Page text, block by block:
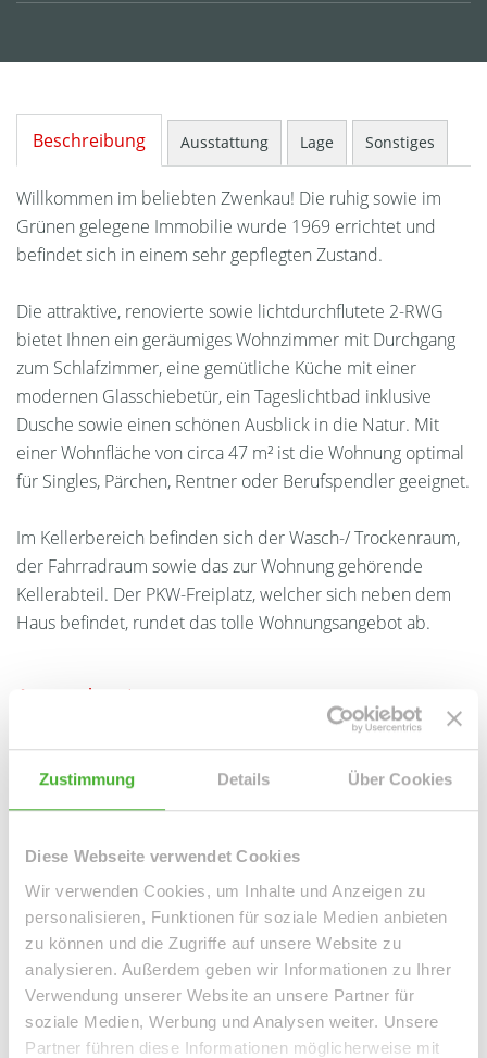
Zustimmung Details Über Cookies
Diese Webseite verwendet Cookies
Wir verwenden Cookies, um Inhalte und Anzeigen zu
personalisieren, Funktionen für soziale Medien anbieten
zu können und die Zugriffe auf unsere Website zu
analysieren. Außerdem geben wir Informationen zu Ihrer
Verwendung unserer Website an unsere Partner für
soziale Medien, Werbung und Analysen weiter. Unsere
Partner führen diese Informationen möglicherweise mit
Beschreibung Ausstattung Lage Sonstiges
Willkommen im beliebten Zwenkau! Die ruhig sowie im
Grünen gelegene Immobilie wurde 1969 errichtet und
befindet sich in einem sehr gepflegten Zustand.
Die attraktive, renovierte sowie lichtdurchflutete 2-RWG
bietet Ihnen ein geräumiges Wohnzimmer mit Durchgang
zum Schlafzimmer, eine gemütliche Küche mit einer
modernen Glasschiebetür, ein Tageslichtbad inklusive
Dusche sowie einen schönen Ausblick in die Natur. Mit
einer Wohnfläche von circa 47 m² ist die Wohnung optimal
für Singles, Pärchen, Rentner oder Berufspendler geeignet.
Im Kellerbereich befinden sich der Wasch-/ Trockenraum,
der Fahrradraum sowie das zur Wohnung gehörende
Kellerabteil. Der PKW-Freiplatz, welcher sich neben dem
Haus befindet, rundet das tolle Wohnungsangebot ab.
Ansprechpartner
Frau Peggy Günther
Telefon: 004934298549070
Telefax: 004934298549075